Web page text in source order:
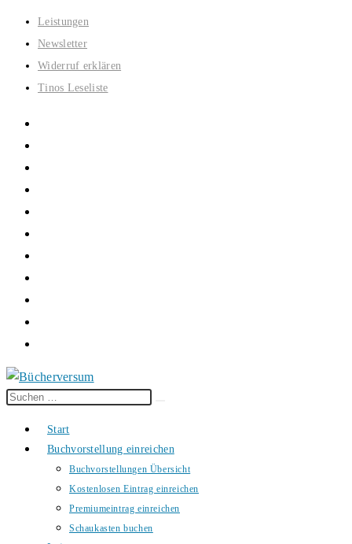
Zum
Inhalt
springen
Leistungen
Newsletter
Widerruf erklären
Tinos Leseliste
Diese
durchsuchen
Start
Buchvorstellung einreichen
Buchvorstellungen Übersicht
Kostenlosen Eintrag einreichen
Premiumeintrag einreichen
Schaukasten buchen